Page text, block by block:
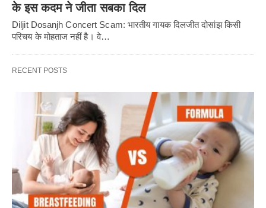
के इस कदम ने जीता सबका दिल
Diljit Dosanjh Concert Scam: भारतीय गायक दिलजीत दोसांझ किसी
परिचय के मोहताज नहीं है। वे…
RECENT POSTS